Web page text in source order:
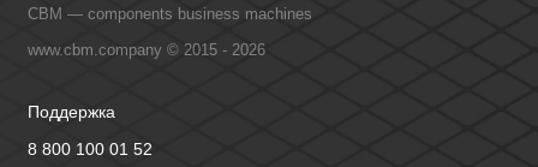
CBM — components business machines
www.cbm.company © 2015 - 2026
Поддержка
8 800 100 01 52